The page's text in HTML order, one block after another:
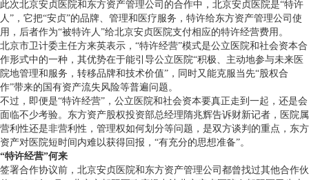
此次北京安贞医院和东方资产管理公司的合作中，北京安贞医院是“特许
人”，它把“安贞”的品牌、管理和医疗服务，特许给东方资产管理公司使
用，后者作为“被特许人”给北京安贞医院支付相应的特许经营费用。
北京市卫计委主任方来英表示，“特许经营”模式是公立医院和社会资本合
作形式中的一种，其优势在于能引导公立医院“积极、主动地参与未来医
院地管理和服务，转移品牌和技术价值”，同时又能克服当先“股权合
作”带来的国有资产流失风险等普遍问题。
不过，即便是“特许经营”，公立医院和社会资本要真正走到一起，还是会
面临不少考验。东方资产股权投资部总经理隋兆辉告诉财新记者，医院属
营利性还是非营利性，管理权如何划分等问题，是双方谈判的重点，东方
资产对医院短时间内难以获得回报，“有充分的思想准备”。
“特许经营”何来
签署合作协议前，北京安贞医院和东方资产管理公司都曾找过其他合作伙